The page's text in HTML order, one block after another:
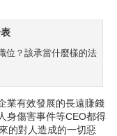
位？該承當什麼樣的法
業有效發展的長遠賺錢
身傷害事件等CEO都得
的對人造成的一切惡